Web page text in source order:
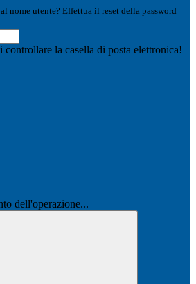
nome utente? Effettua il reset della password
la casella di posta elettronica!
dell'operazione...